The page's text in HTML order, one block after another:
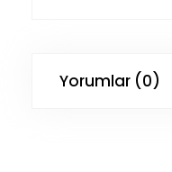
Yorumlar (0)